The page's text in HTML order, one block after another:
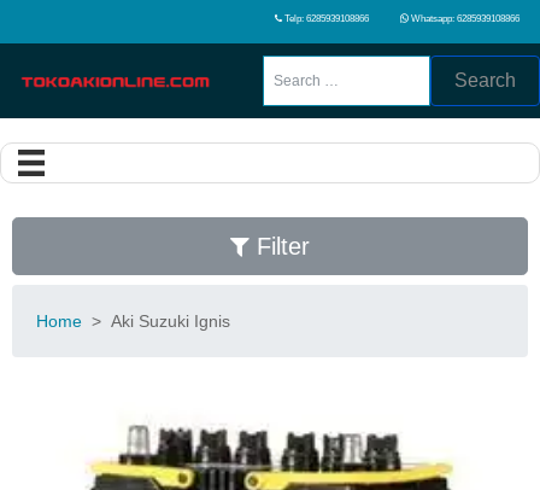
Telp: 6285939108866 Whatsapp: 6285939108866
Search
Filter
Home > Aki Suzuki Ignis